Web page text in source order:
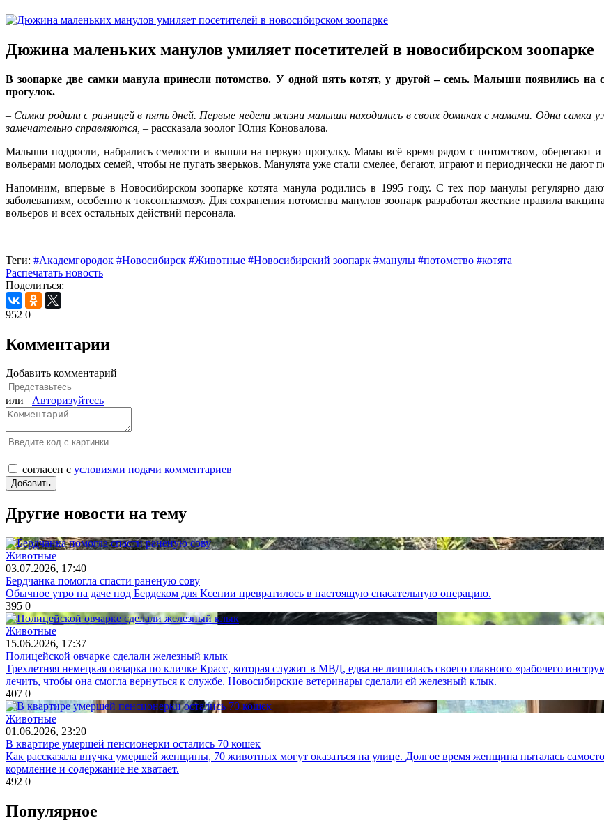
Дюжина маленьких манулов умиляет посетителей в новосибирском зоопарке
В зоопарке две самки манула принесли потомство. У одной пять котят, у другой – семь. Малыши появились
прогулок.
– Самки родили с разницей в пять дней. Первые недели жизни малыши находились в своих домиках с мамами. Одна
замечательно справляются, – рассказала зоолог Юлия Коновалова.
Малыши подросли, набрались смелости и вышли на первую прогулку. Мамы всё время рядом с потомством, оберегают и
вольерами молодых семей, чтобы не пугать зверьков. Манулята уже стали смелее, бегают, играют и периодически не дают
Напомним, впервые в Новосибирском зоопарке котята манула родились в 1995 году. С тех пор манулы регулярно
заболеваниям, особенно к токсоплазмозу. Для сохранения потомства манулов зоопарк разработал жесткие правила
вольеров и всех остальных действий персонала.
Теги: #Академгородок #Новосибирск #Животные #Новосибирский зоопарк #манулы #потомство #котята
Распечатать новость
Поделиться:
952 0
Комментарии
Добавить комментарий
или Авторизуйтесь
согласен с условиями подачи комментариев
Другие новости на тему
Животные
03.07.2026, 17:40
Бердчанка помогла спасти раненую сову
Обычное утро на даче под Бердском для Ксении превратилось в настоящую спасательную операцию.
395 0
Животные
15.06.2026, 17:37
Полицейской овчарке сделали железный клык
Трехлетняя немецкая овчарка по кличке Красс, которая служит в МВД, едва не лишилась своего главного «рабочего
лечить, чтобы она смогла вернуться к службе. Новосибирские ветеринары сделали ей железный клык.
407 0
Животные
01.06.2026, 23:20
В квартире умершей пенсионерки остались 70 кошек
Как рассказала внучка умершей женщины, 70 животных могут оказаться на улице. Долгое время женщина пыталась
кормление и содержание не хватает.
492 0
Популярное